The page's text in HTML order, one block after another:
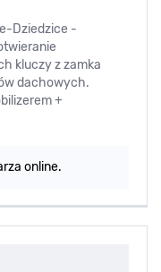
Dziedzice -
kluczy z zamka
dachowych.
+
online.